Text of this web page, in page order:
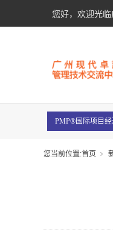
您好，欢迎光临
PMP®国际项目经
您当前位置:首页